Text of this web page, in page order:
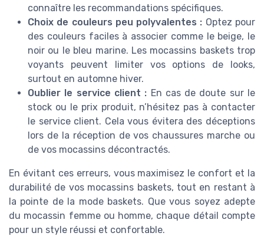
connaître les recommandations spécifiques.
Choix de couleurs peu polyvalentes : Optez pour
des couleurs faciles à associer comme le beige, le
noir ou le bleu marine. Les mocassins baskets trop
voyants peuvent limiter vos options de looks,
surtout en automne hiver.
Oublier le service client : En cas de doute sur le
stock ou le prix produit, n’hésitez pas à contacter
le service client. Cela vous évitera des déceptions
lors de la réception de vos chaussures marche ou
de vos mocassins décontractés.
En évitant ces erreurs, vous maximisez le confort et la
durabilité de vos mocassins baskets, tout en restant à
la pointe de la mode baskets. Que vous soyez adepte
du mocassin femme ou homme, chaque détail compte
pour un style réussi et confortable.